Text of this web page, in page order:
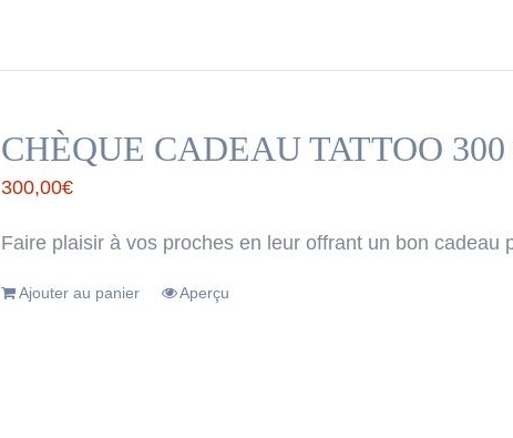
CHÈQUE CADEAU TATTOO 300
300,00€
Faire plaisir à vos proches en leur offrant un bon cadeau
Ajouter au panier Aperçu